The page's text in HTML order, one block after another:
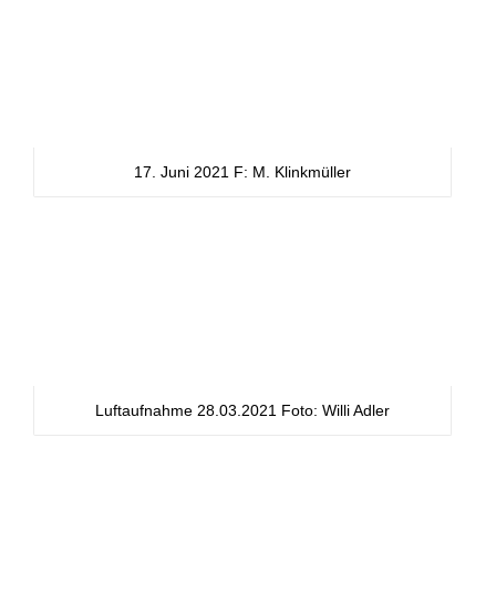
17. Juni 2021 F: M. Klinkmüller
Luftaufnahme 28.03.2021 Foto: Willi Adler